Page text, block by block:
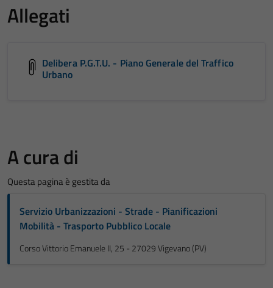
Allegati
Delibera P.G.T.U. - Piano Generale del Traffico
Urbano
A cura di
Questa pagina è gestita da
Servizio Urbanizzazioni - Strade - Pianificazioni
Mobilità - Trasporto Pubblico Locale
Corso Vittorio Emanuele II, 25 - 27029 Vigevano (PV)